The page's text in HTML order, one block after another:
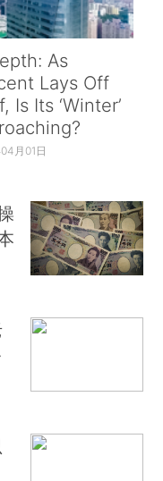
As
Lays Off
Is Its ‘Winter’
月01日